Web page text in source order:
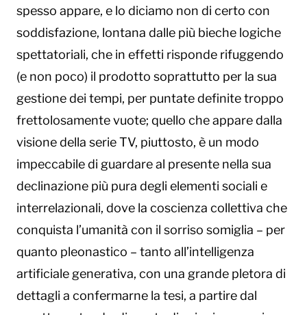
spesso appare, e lo diciamo non di certo con
soddisfazione, lontana dalle più bieche logiche
spettatoriali, che in effetti risponde rifuggendo
(e non poco) il prodotto soprattutto per la sua
gestione dei tempi, per puntate definite troppo
frettolosamente vuote; quello che appare dalla
visione della serie TV, piuttosto, è un modo
impeccabile di guardare al presente nella sua
declinazione più pura degli elementi sociali e
interrelazionali, dove la coscienza collettiva che
conquista l’umanità con il sorriso somiglia – per
quanto pleonastico – tanto all’intelligenza
artificiale generativa, con una grande pletora di
dettagli a confermarne la tesi, a partire dal